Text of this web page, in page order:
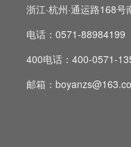
浙江·杭州·通运路168
电话：0571-88984199
400电话：400-0571-
邮箱：